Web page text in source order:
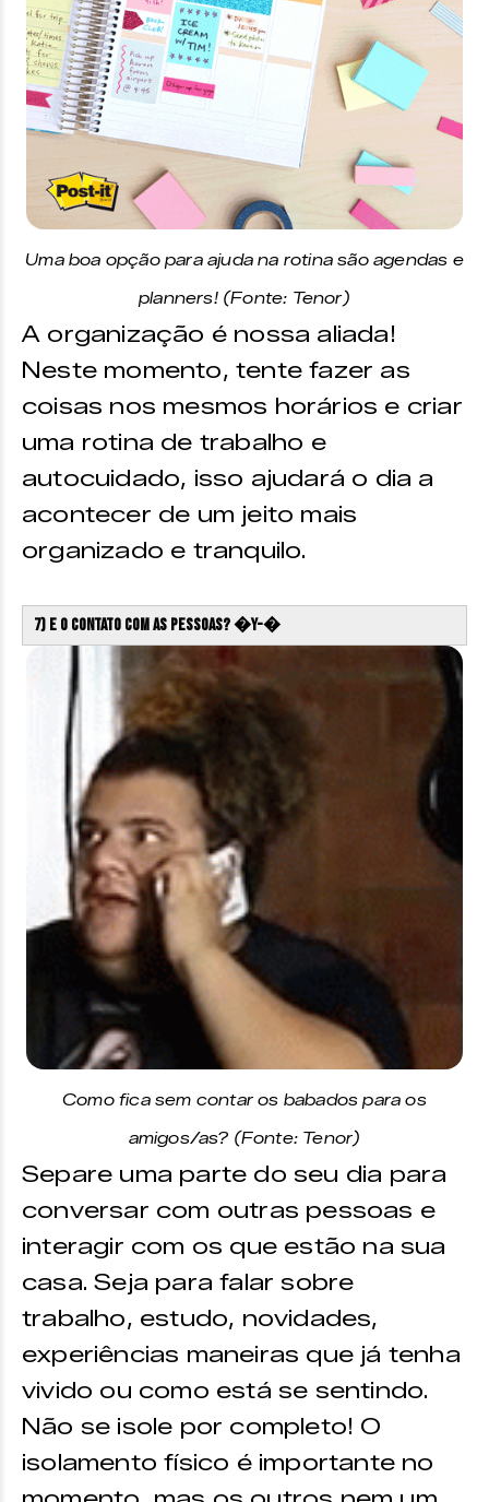
Uma boa opção para ajuda na rotina são agendas e
planners! (Fonte: Tenor)
A organização é nossa aliada!
Neste momento, tente fazer as
coisas nos mesmos horários e criar
uma rotina de trabalho e
autocuidado, isso ajudará o dia a
acontecer de um jeito mais
organizado e tranquilo.
7) E o contato com as pessoas? �Y-�
Como fica sem contar os babados para os
amigos/as? (Fonte: Tenor)
Separe uma parte do seu dia para
conversar com outras pessoas e
interagir com os que estão na sua
casa. Seja para falar sobre
trabalho, estudo, novidades,
experiências maneiras que já tenha
vivido ou como está se sentindo.
Não se isole por completo! O
isolamento físico é importante no